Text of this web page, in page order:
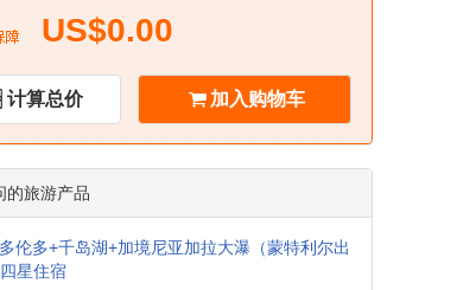
US$0.00
计算总价 加入购物车
的旅游产品
伦多+千岛湖+加境尼亚加拉大瀑（蒙特利尔出
星住宿